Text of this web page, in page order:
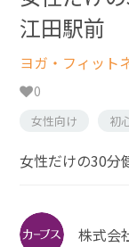
江田駅前
ヨガ・フィット
0
女性向け 初
女性だけの30分
株式会